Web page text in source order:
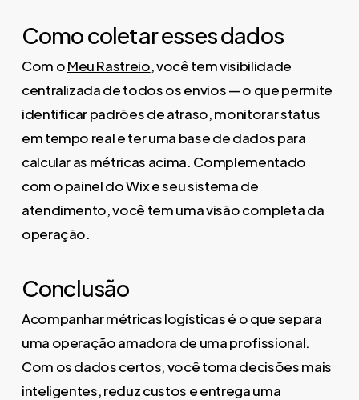
Como coletar esses dados
Com oMeu Rastreio, você tem visibilidade
centralizada de todos os envios — o que permite
identificar padrões de atraso, monitorar status
em tempo real e ter uma base de dados para
calcular as métricas acima. Complementado
com o painel do Wix e seu sistema de
atendimento, você tem uma visão completa da
operação.
Conclusão
Acompanhar métricas logísticas é o que separa
uma operação amadora de uma profissional.
Com os dados certos, você toma decisões mais
inteligentes, reduz custos e entrega uma